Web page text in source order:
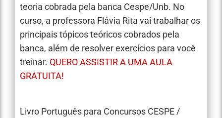
teoria cobrada pela banca Cespe/Unb. No
curso, a professora Flávia Rita vai trabalhar os
principais tópicos teóricos cobrados pela
banca, além de resolver exercícios para você
treinar. QUERO ASSISTIR A UMA AULA
GRATUITA!
Livro Português para Concursos CESPE /